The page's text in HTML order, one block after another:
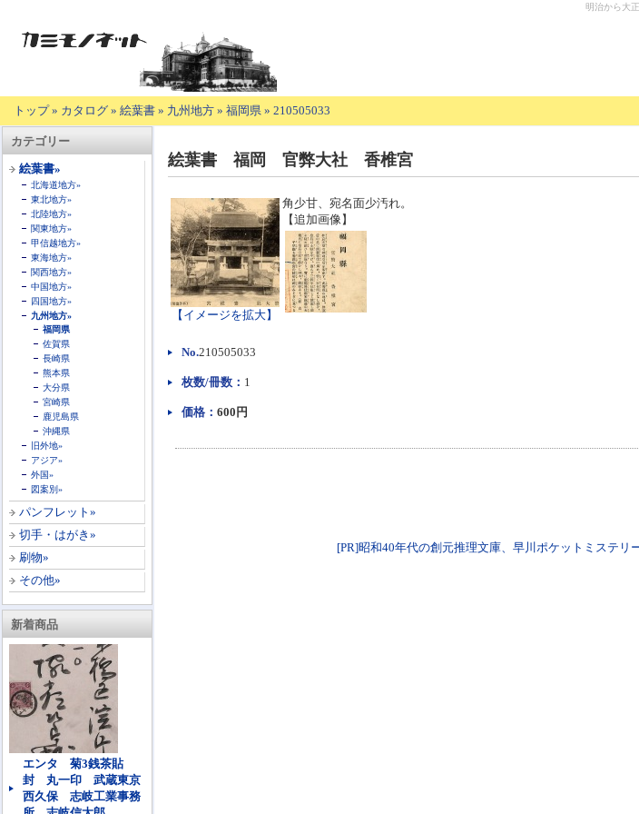
明治から大
トップ» カタログ » 絵葉書 » 九州地方 » 福岡県 » 210505033
カテゴリー
絵葉書»
北海道地方»
東北地方»
北陸地方»
関東地方»
甲信越地方»
東海地方»
関西地方»
中国地方»
四国地方»
九州地方»
福岡県
佐賀県
長崎県
熊本県
大分県
宮崎県
鹿児島県
沖縄県
旧外地»
アジア»
外国»
図案別»
パンフレット»
切手・はがき»
刷物»
その他»
新着商品
エンタ 菊3銭茶貼
封 丸一印 武蔵東京
西久保 志岐工業事務
品
の
明】
絵葉書 福岡 官弊大社 香椎宮
【イメージを拡大】
角少甘、宛名面少汚れ。
【追加画像】
No.210505033
枚数/冊数： 1
価格： 600円
[PR]昭和40年代の創元推理文庫、早川ポケットミステリ